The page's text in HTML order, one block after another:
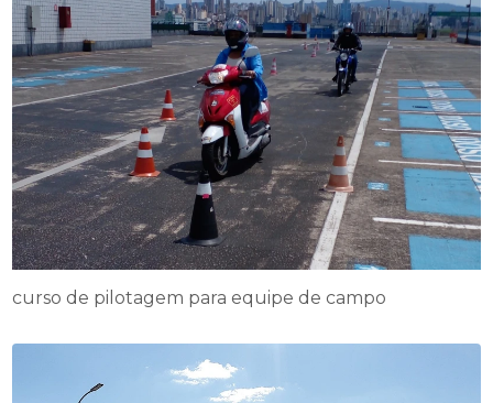
curso de pilotagem para equipe de campo